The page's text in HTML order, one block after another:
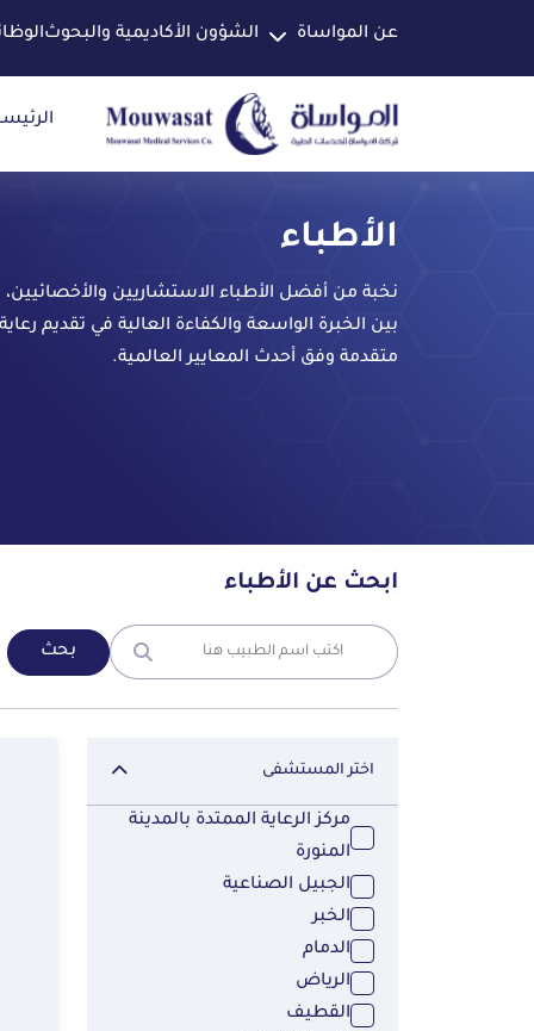
عن المواساة الشؤون الأكاديمية والبحوث
الأطباء
نخبة من أفضل الأطباء الاستشاريين
بين الخبرة الواسعة والكفاءة العالية في تقديم
متقدمة وفق أحدث المعايير العالمية.
ابحث عن الأطباء
بحث
اختر المستشفى
مركز الرعاية الممتدة بالمدينة
المنورة
الجبيل الصناعية
الخبر
الدمام
الرياض
القطيف